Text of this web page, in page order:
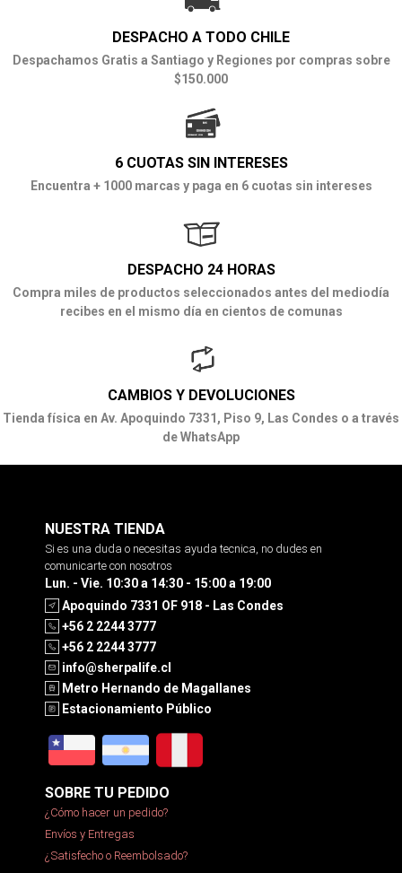
DESPACHO A TODO CHILE
Despachamos Gratis a Santiago y Regiones por compras sobre
$150.000
6 CUOTAS SIN INTERESES
Encuentra + 1000 marcas y paga en 6 cuotas sin intereses
DESPACHO 24 HORAS
Compra miles de productos seleccionados antes del mediodía
recibes en el mismo día en cientos de comunas
CAMBIOS Y DEVOLUCIONES
Tienda física en Av. Apoquindo 7331, Piso 9, Las Condes o a través
de WhatsApp
NUESTRA TIENDA
Si es una duda o necesitas ayuda tecnica, no dudes en
comunicarte con nosotros
Lun. - Vie. 10:30 a 14:30 - 15:00 a 19:00
Apoquindo 7331 OF 918 - Las Condes
+56 2 2244 3777
+56 2 2244 3777
info@sherpalife.cl
Metro Hernando de Magallanes
Estacionamiento Público
SOBRE TU PEDIDO
¿Cómo hacer un pedido?
Envíos y Entregas
¿Satisfecho o Reembolsado?